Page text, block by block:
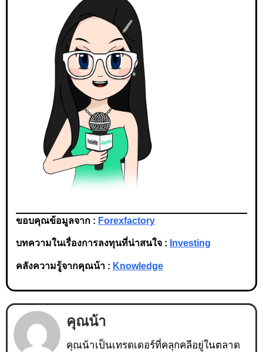
ขอบคุณข้อมูลจาก : Forexfactory
บทความในเรื่องการลงทุนที่น่าสนใจ : Investing
คลังความรู้จากคุณน้า : Knowledge
คุณน้า
คุณน้าเป็นเทรดเดอร์ที่คลุกคลีอยู่ในตลาด